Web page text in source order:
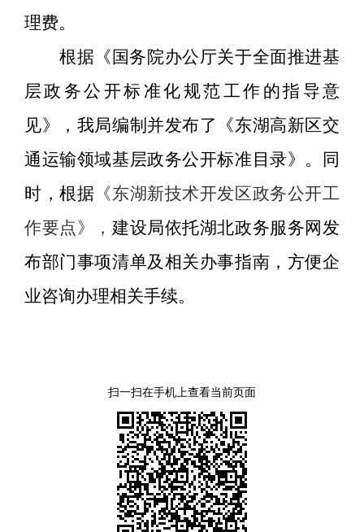
理费。
根据《国务院办公厅关于全面推进基
层政务公开标准化规范工作的指导意
见》，我局编制并发布了《东湖高新区交
通运输领域基层政务公开标准目录》。同
时，根据 《东湖新技术开发区政务公开工
作要点》， 建设局依托湖北政务服务网发
布部门事项清单及相关办事指南，方便企
业咨询办理相关手续。
扫一扫在手机上查看当前页面